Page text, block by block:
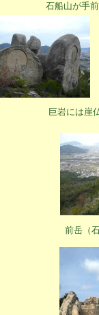
石船山が手
巨岩には崖
前岳（